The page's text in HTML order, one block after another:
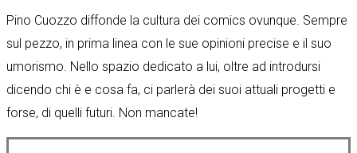
Pino Cuozzo diffonde la cultura dei comics ovunque. Sempre
sul pezzo, in prima linea con le sue opinioni precise e il suo
umorismo. Nello spazio dedicato a lui, oltre ad introdursi
dicendo chi è e cosa fa, ci parlerà dei suoi attuali progetti e
forse, di quelli futuri. Non mancate!